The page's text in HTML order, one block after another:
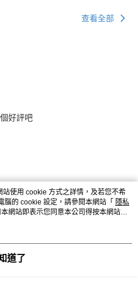
查看全部
好評吧
使用 cookie 方式之詳情，及若您不希
腦的 cookie 設定，請參閱本網站「 隱私
網站即表示您同意本公司得按本網站使
道了